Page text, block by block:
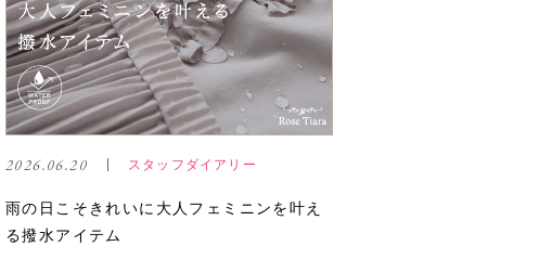
2026.06.20 スタッフダイアリー
雨の日こそきれいに大人フェミニンを叶え
る撥水アイテム